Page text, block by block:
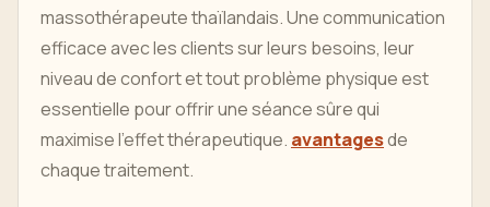
massothérapeute thaïlandais. Une communication
efficace avec les clients sur leurs besoins, leur
niveau de confort et tout problème physique est
essentielle pour offrir une séance sûre qui
maximise l'effet thérapeutique. avantagesde
chaque traitement.